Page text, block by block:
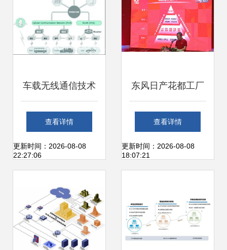
息技术开发助力农
业现代化
车载无线通信技术
推动ITS发展 聚焦
网络信息技术开发
查看详情
更新时间：2026-08-08
22:27:06
东风日产花都工厂
第六百万辆汽车下
线，网络信息技术
型
查看详情
更新时间：2026-08-08
18:07:21